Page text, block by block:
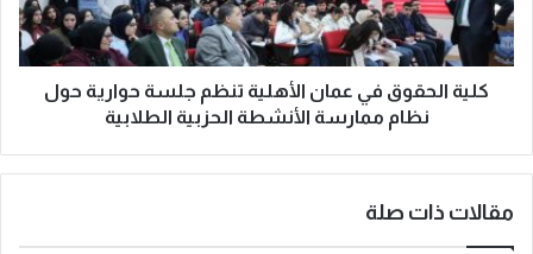
كلية الحقوق في عمان الأهلية تنظم جلسة حوارية حول
نظام ممارسة الأنشطة الحزبية الطلابية
مقالات ذات صلة